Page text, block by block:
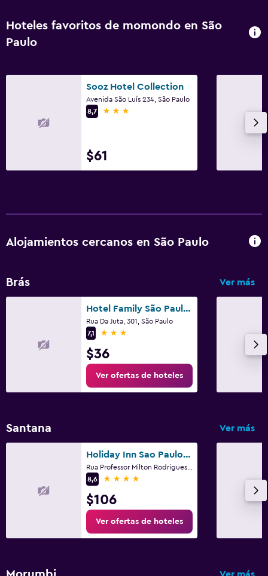
Hoteles favoritos de momondo en São
Paulo
Sooz Hotel Collection
Avenida São Luís 234, São Paulo
8,7
3 estrellas
$61
Alojamientos cercanos en São Paulo
Brás Ver más
Hotel Family São Paulo - No Shopping Family - No Brás
Rua Da Juta, 301, São Paulo
7,1
3 estrellas
$36
Ver ofertas de hoteles
Santana Ver más
Holiday Inn Sao Paulo Parque Anhembi By IHG
8,6
4 estrellas
$106
Ver ofertas de hoteles
Ver más